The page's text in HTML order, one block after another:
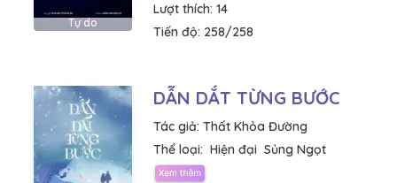
Tự do
Lượt thích: 14
Tiến độ: 258/258
DẪN DẮT TỪNG BƯỚC
Tác giả: Thất Khỏa Đường
Thể loại: Hiện đại Sủng Ngọt